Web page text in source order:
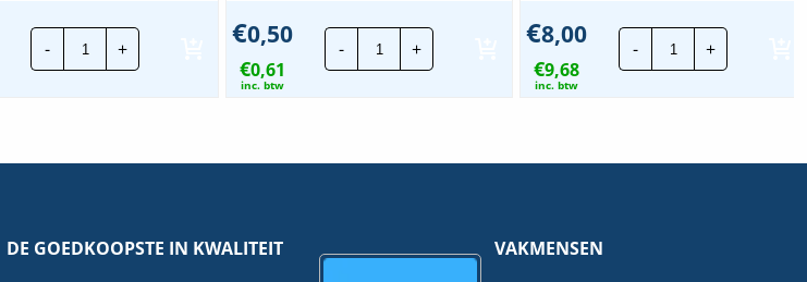
-
CTie
160x2.5mm
Standaard
+ €0,50
€0,61
inc. btw
-
CTie
80x2.5mm
Standaard
+ €8,00
€9,68
inc. btw
- Transparant
|
+
DE GOEDKOOPSTE IN KWALITEIT
VAKMENSEN